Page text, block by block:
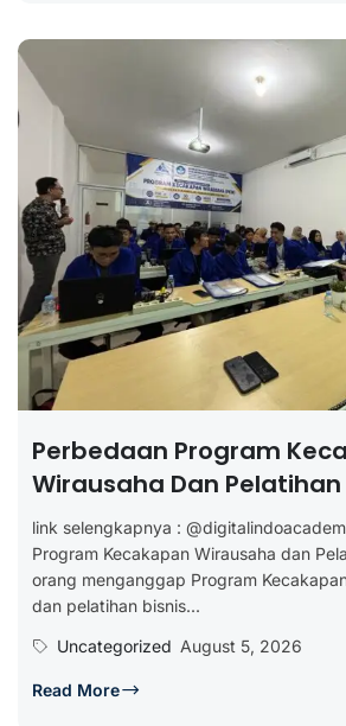
Perbedaan Program
Wirausaha Dan Pelatihan
link selengkapnya :
Program Kecakapan Wirausaha dan
orang menganggap Program
dan pelatihan bisnis...
Uncategorized August 5, 2026
Read More